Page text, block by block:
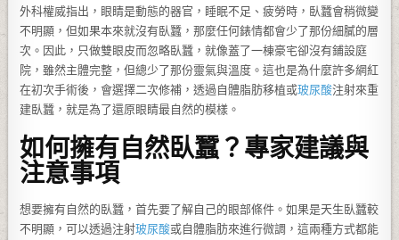
外科權威指出，眼睛是動態的器官，睡眠不足、疲勞時，臥蠶會稍微變
不明顯，但如果本來就沒有臥蠶，那麼任何錶情都會少了那份細膩的層
次。因此，只做雙眼皮而忽略臥蠶，就像蓋了一棟豪宅卻沒有鋪設庭
院，雖然主體完整，但總少了那份靈氣與溫度。這也是為什麼許多網紅
在初次手術後，會選擇二次修補，透過自體脂肪移植或玻尿酸注射來重
建臥蠶，就是為了還原眼睛最自然的模樣。
如何擁有自然臥蠶？專家建議與
注意事項
想要擁有自然的臥蠶，首先要了解自己的眼部條件。如果是天生臥蠶較
不明顯，可以透過注射玻尿酸或自體脂肪來進行微調，這兩種方式都能